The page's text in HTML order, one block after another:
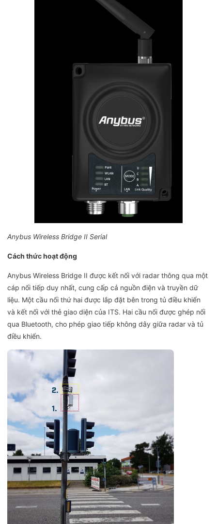
Anybus Wireless Bridge II Serial
Cách thức hoạt động
Anybus Wireless Bridge II được kết nối với radar thông qua một
cáp nối tiếp duy nhất, cung cấp cả nguồn điện và truyền dữ
liệu. Một cầu nối thứ hai được lắp đặt bên trong tủ điều khiển
và kết nối với thẻ giao diện của ITS. Hai cầu nối được ghép nối
qua Bluetooth, cho phép giao tiếp không dây giữa radar và tủ
điều khiển.